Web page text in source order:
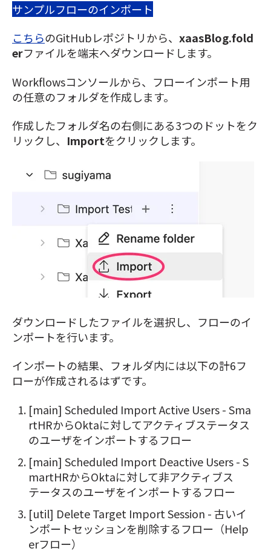
サンプルフローのインポート
こちらのGitHubレポジトリから、 xaasBlog.fold
erファイルを端末へダウンロードします。
Workflowsコンソールから、フローインポート用
の任意のフォルダを作成します。
作成したフォルダ名の右側にある3つのドットをク
リックし、 Importをクリックします。
ダウンロードしたファイルを選択し、フローのイ
ンポートを行います。
インポートの結果、フォルダ内には以下の計6フ
ローが作成されるはずです。
[main] Scheduled Import Active Users - Sma
rtHRからOktaに対してアクティブステータス
のユーザをインポートするフロー
[main] Scheduled Import Deactive Users - S
martHRからOktaに対して非アクティブス
テータスのユーザをインポートするフロー
[util] Delete Target Import Session - 古いイ
ンポートセッションを削除するフロー（Help
erフロー）